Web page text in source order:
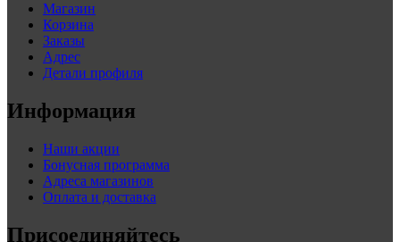
Магазин
Корзина
Заказы
Адрес
Детали профиля
Информация
Наши акции
Бонусная программа
Адреса магазинов
Оплата и доставка
Присоединяйтесь